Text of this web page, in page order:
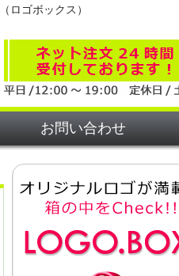
ロゴボックス）
お問い合わせ